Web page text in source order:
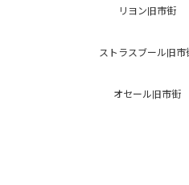
リヨン旧市街
ストラスブール旧市
オセール旧市街